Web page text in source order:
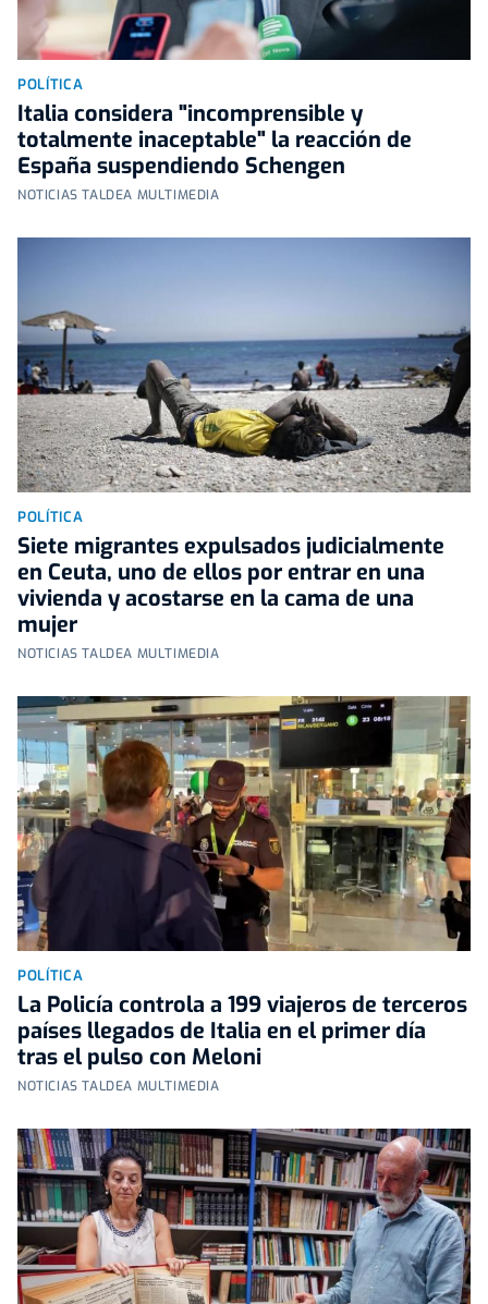
POLÍTICA
Italia considera "incomprensible y
totalmente inaceptable" la reacción de
España suspendiendo Schengen
NOTICIAS TALDEA MULTIMEDIA
POLÍTICA
Siete migrantes expulsados judicialmente
en Ceuta, uno de ellos por entrar en una
vivienda y acostarse en la cama de una
mujer
NOTICIAS TALDEA MULTIMEDIA
POLÍTICA
La Policía controla a 199 viajeros de terceros
países llegados de Italia en el primer día
tras el pulso con Meloni
NOTICIAS TALDEA MULTIMEDIA